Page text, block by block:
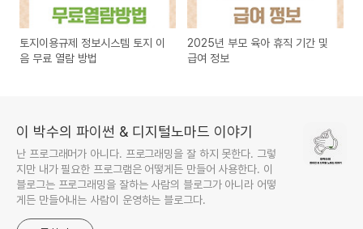
토지이용규제 정보시스템 토지 이
음 무료 열람 방법
2025년 부모 육아 휴직 기간 및
급여 정보
이 박수의 파이썬 & 디지털노마드 이야기
난 프로그래머가 아니다. 프로그래밍을 잘 하지 못한다. 그렇
지만 내가 필요한 프로그램은 어떻게든 만들어 사용한다. 이
블로그는 프로그래밍을 잘하는 사람의 블로그가 아니라 어떻
게든 만들어내는 사람이 운영하는 블로그다.